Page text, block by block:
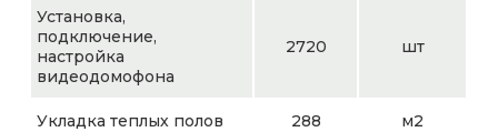
Установка,
подключение,
настройка
видеодомофона
2720 шт
Укладка теплых полов 288 м2